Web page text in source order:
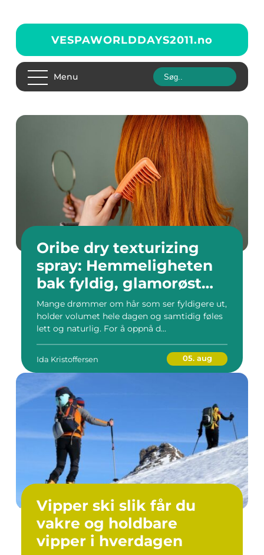
VESPAWORLDDAYS2011.no
Menu
Oribe dry texturizing
spray: Hemmeligheten
bak fyldig, glamorøst
hår
Mange drømmer om hår som ser fyldigere ut,
holder volumet hele dagen og samtidig føles
lett og naturlig. For å oppnå d...
Ida Kristoffersen 05. aug
Vipper ski slik får du
vakre og holdbare
vipper i hverdagen